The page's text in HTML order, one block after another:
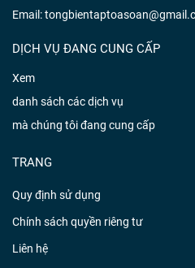
Email:
DỊCH VỤ ĐANG CUNG CẤP
Xem
danh sách các dịch vụ
mà chúng tôi đang cung cấp
TRANG
Quy định sử dụng
Chính sách quyền riêng tư
Liên hệ